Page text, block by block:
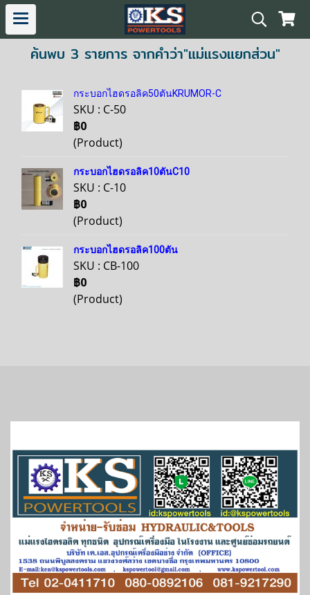
ค้นพบ 3 รายการ จากคำว่า"แม่แรงแยกส่วน"
กระบอกไฮดรอลิค50ตันKRUMOR-C
SKU : C-50
฿0
(Product)
กระบอกไฮดรอลิค10ตันC10
SKU : C-10
฿0
(Product)
กระบอกไฮดรอลิค100ตัน
SKU : CB-100
฿0
(Product)